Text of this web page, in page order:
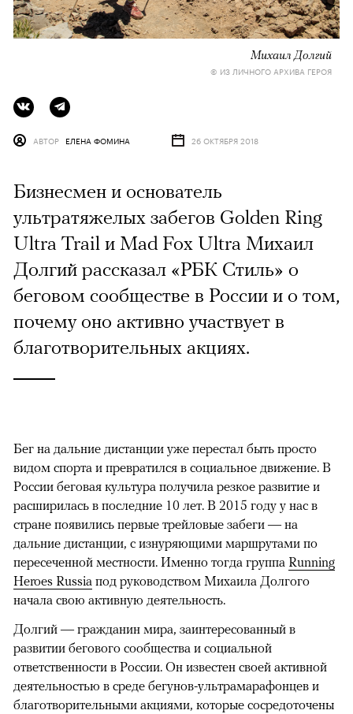
Михаил Долгий
© ИЗ ЛИЧНОГО АРХИВА ГЕРОЯ
АВТОР ЕЛЕНА ФОМИНА 26 ОКТЯБРЯ 2018
Бизнесмен и основатель
ультратяжелых забегов Golden Ring
Ultra Trail и Mad Fox Ultra Михаил
Долгий рассказал «РБК Стиль» о
беговом сообществе в России и о том,
почему оно активно участвует в
благотворительных акциях.
Бег на дальние дистанции уже перестал быть просто
видом спорта и превратился в социальное движение. В
России беговая культура получила резкое развитие и
расширилась в последние 10 лет. В 2015 году у нас в
стране появились первые трейловые забеги — на
дальние дистанции, с изнуряющими маршрутами по
пересеченной местности. Именно тогда группа Running
Heroes Russia под руководством Михаила Долгого
начала свою активную деятельность.
Долгий — гражданин мира, заинтересованный в
развитии бегового сообщества и социальной
ответственности в России. Он известен своей активной
деятельностью в среде бегунов-ультрамарафонцев и
благотворительными акциями, которые сосредоточены